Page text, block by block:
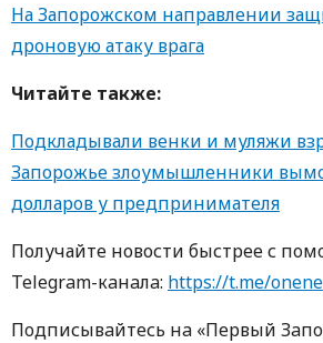
На Запорожском направлении
дроновую атаку врага
Читайте также:
Подкладывали венки и муляжи
Запорожье злоумышленники
долларов у предпринимателя
Получайте новости быстрее с
Telegram-кaнaлa: https://t.me/
Пoдписывaйтесь нa «Первый